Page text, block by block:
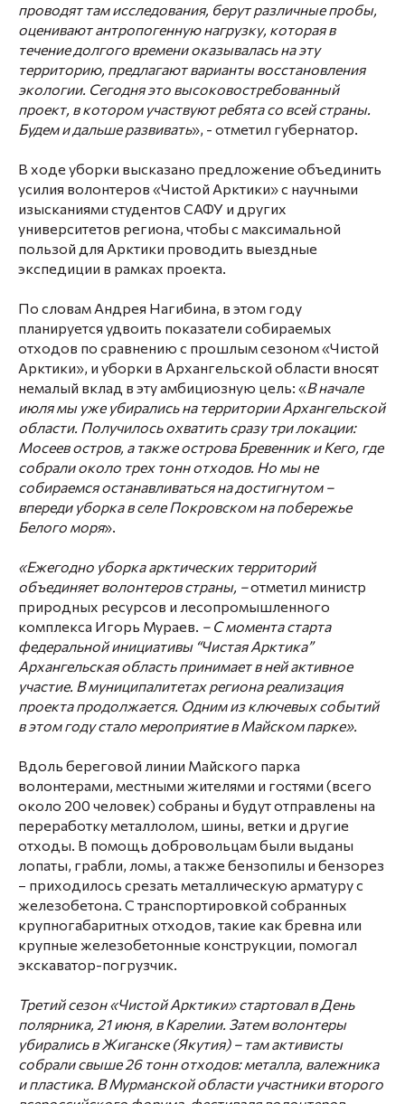
проводят там исследования, берут различные пробы,
оценивают антропогенную нагрузку, которая в
течение долгого времени оказывалась на эту
территорию, предлагают варианты восстановления
экологии. Сегодня это высоковостребованный
проект, в котором участвуют ребята со всей страны.
Будем и дальше развивать», - отметил губернатор.
В ходе уборки высказано предложение объединить
усилия волонтеров «Чистой Арктики» с научными
изысканиями студентов САФУ и других
университетов региона, чтобы с максимальной
пользой для Арктики проводить выездные
экспедиции в рамках проекта.
По словам Андрея Нагибина, в этом году
планируется удвоить показатели собираемых
отходов по сравнению с прошлым сезоном «Чистой
Арктики», и уборки в Архангельской области вносят
немалый вклад в эту амбициозную цель: «В начале
июля мы уже убирались на территории Архангельской
области. Получилось охватить сразу три локации:
Мосеев остров, а также острова Бревенник и Кего, где
собрали около трех тонн отходов. Но мы не
собираемся останавливаться на достигнутом –
впереди уборка в селе Покровском на побережье
Белого моря».
«Ежегодно уборка арктических территорий
объединяет волонтеров страны, –отметил министр
природных ресурсов и лесопромышленного
комплекса Игорь Мураев. – С момента старта
федеральной инициативы “Чистая Арктика”
Архангельская область принимает в ней активное
участие. В муниципалитетах региона реализация
проекта продолжается. Одним из ключевых событий
в этом году стало мероприятие в Майском парке».
Вдоль береговой линии Майского парка
волонтерами, местными жителями и гостями (всего
около 200 человек) собраны и будут отправлены на
переработку металлолом, шины, ветки и другие
отходы. В помощь добровольцам были выданы
лопаты, грабли, ломы, а также бензопилы и бензорез
– приходилось срезать металлическую арматуру с
железобетона. С транспортировкой собранных
крупногабаритных отходов, такие как бревна или
крупные железобетонные конструкции, помогал
экскаватор-погрузчик.
Третий сезон «Чистой Арктики» стартовал в День
полярника, 21 июня, в Карелии. Затем волонтеры
убирались в Жиганске (Якутия) – там активисты
собрали свыше 26 тонн отходов: металла, валежника
и пластика. В Мурманской области участники второго